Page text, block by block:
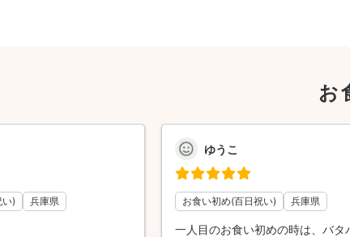
お
) 兵庫県
ゆうこ
お食い初め(百日祝い) 兵庫県
一人目のお食い初めの時は、バタ